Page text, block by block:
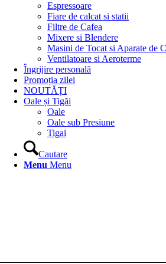
Espressoare
Fiare de calcat si statii
Filtre de Cafea
Mixere si Blendere
Masini de Tocat si Aparate de
Ventilatoare si Aeroterme
Îngrijire personală
Promoția zilei
NOUTĂȚI
Oale și Tigăi
Oale
Oale sub Presiune
Tigai
Cautare
Menu Menu